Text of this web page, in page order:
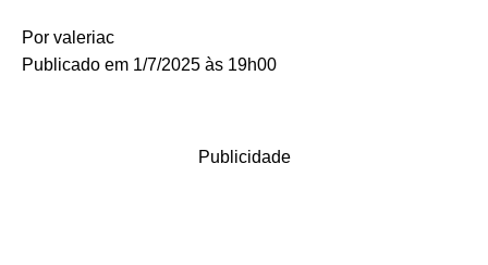
Por valeriac
Publicado em 1/7/2025 às 19h00
Publicidade